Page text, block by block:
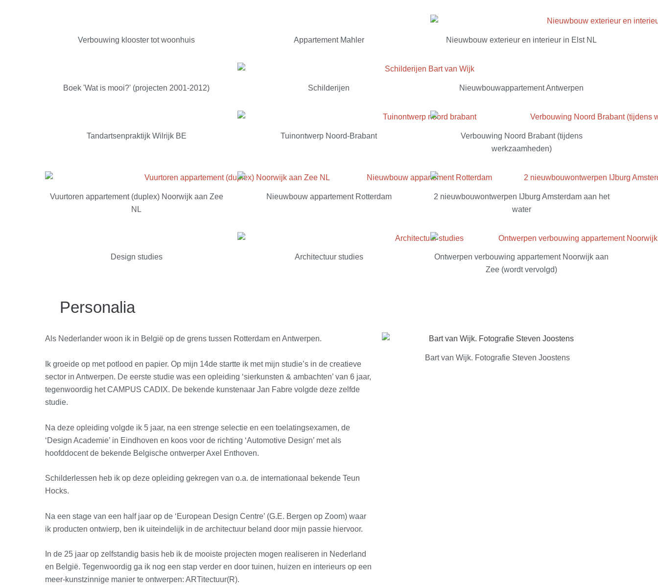
Verbouwing klooster tot woonhuis Appartement Mahler Nieuwbouw exterieur en interieur in Elst NL
Boek 'Wat is mooi?' (projecten 2001-2012) Schilderijen Nieuwbouwappartement Antwerpen
Tandartsenpraktijk Wilrijk BE Tuinontwerp Noord-Brabant
Verbouwing Noord Brabant (tijdens
werkzaamheden)
Vuurtoren appartement (duplex) Noorwijk aan Zee
NL
Nieuwbouw appartement Rotterdam
2 nieuwbouwontwerpen IJburg Amsterdam aan het
water
Design studies Architectuur studies
Ontwerpen verbouwing appartement Noorwijk aan
Zee (wordt vervolgd)
Personalia
Als Nederlander woon ik in België op de grens tussen Rotterdam en Antwerpen.
Ik groeide op met potlood en papier. Op mijn 14de startte ik met mijn studie’s in de creatieve
sector in Antwerpen. De eerste studie was een opleiding ‘sierkunsten & ambachten’ van 6 jaar,
tegenwoordig het CAMPUS CADIX. De bekende kunstenaar Jan Fabre volgde deze zelfde
studie.
Na deze opleiding volgde ik 5 jaar, na een strenge selectie en een toelatingsexamen, de
‘Design Academie’ in Eindhoven en koos voor de richting ‘Automotive Design’ met als
hoofddocent de bekende Belgische ontwerper Axel Enthoven.
Schilderlessen heb ik op deze opleiding gekregen van o.a. de internationaal bekende Teun
Hocks.
Na een stage van een half jaar op de ‘European Design Centre’ (G.E. Bergen op Zoom) waar
ik producten ontwierp, ben ik uiteindelijk in de architectuur beland door mijn passie hiervoor.
In de 25 jaar op zelfstandig basis heb ik de mooiste projecten mogen realiseren in Nederland
en België. Tegenwoordig ga ik nog een stap verder en door tuinen, huizen en interieurs op een
meer-kunstzinnige manier te ontwerpen: ARTitectuur(R).
Bart van Wijk. Fotografie Steven Joostens